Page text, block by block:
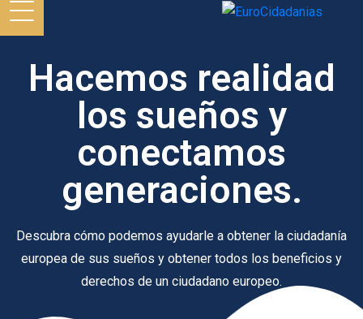
Hacemos realidad
los sueños y
conectamos
generaciones.
Descubra cómo podemos ayudarle a obtener la ciudadanía
europea de sus sueños y obtener todos los beneficios y
derechos de un ciudadano europeo.